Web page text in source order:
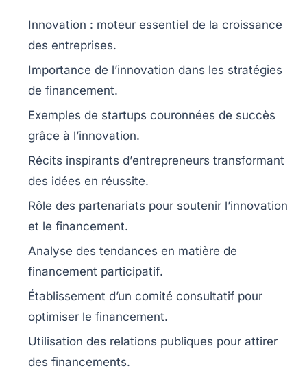
Innovation : moteur essentiel de la croissance
des entreprises.
Importance de l’innovation dans les stratégies
de financement.
Exemples de startups couronnées de succès
grâce à l’innovation.
Récits inspirants d’entrepreneurs transformant
des idées en réussite.
Rôle des partenariats pour soutenir l’innovation
et le financement.
Analyse des tendances en matière de
financement participatif.
Établissement d’un comité consultatif pour
optimiser le financement.
Utilisation des relations publiques pour attirer
des financements.